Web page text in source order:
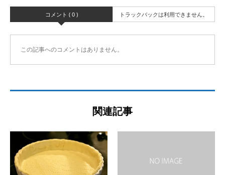
コメント ( 0 ) トラックバックは利用できません。
この記事へのコメントはありません。
関連記事